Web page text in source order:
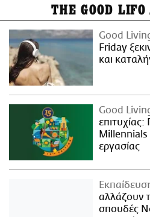
THE GOOD LIFO
Good
Friday
και
Good
Millennials
εργασίας
αλλάζουν
σπουδές